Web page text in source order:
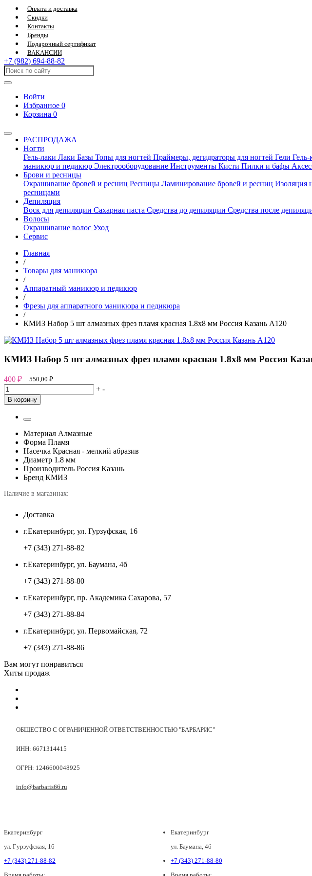
Оплата и доставка
Скидки
Контакты
Бренды
Подарочный сертификат
ВАКАНСИИ
+7 (982) 694-88-82
Войти
Избранное 0
Корзина 0
РАСПРОДАЖА
Ногти
Гель-лаки Лаки Базы Топы для ногтей Праймеры, дегидраторы для ногтей Гели
маникюр и педикюр Электрооборудование Инструменты Кисти Пилки и бафы
Брови и ресницы
Окрашивание бровей и ресниц Ресницы Ламинирование бровей и ресниц Изоляция
ресницами
Депиляция
Воск для депиляции Сахарная паста Средства до депиляции Средства после
Волосы
Окрашивание волос Уход
Сервис
Главная
/
Товары для маникюра
/
Аппаратный маникюр и педикюр
/
Фрезы для аппаратного маникюра и педикюра
/
КМИЗ Набор 5 шт алмазных фрез пламя красная 1.8х8 мм Россия Казань А120
КМИЗ Набор 5 шт алмазных фрез пламя красная 1.8х8 мм Россия
400 ₽ 550,00 ₽
+ -
В корзину
Материал Алмазные
Форма Пламя
Насечка Красная - мелкий абразив
Диаметр 1.8 мм
Производитель Россия Казань
Бренд КМИЗ
Наличие в магазинах:
Доставка
г.Екатеринбург, ул. Гурзуфская, 16
+7 (343) 271-88-82
г.Екатеринбург, ул. Баумана, 4б
+7 (343) 271-88-80
г.Екатеринбург, пр. Академика Сахарова, 57
+7 (343) 271-88-84
г.Екатеринбург, ул. Первомайская, 72
+7 (343) 271-88-86
Вам могут понравиться
Хиты продаж
ОБЩЕСТВО С ОГРАНИЧЕННОЙ ОТВЕТСТВЕННОСТЬЮ "БАРБАРИС"
ИНН: 6671314415
ОГРН: 1246600048925
info@barbaris66.ru
Екатеринбург
ул. Гурзуфская, 16
+7 (343) 271-88-82
Екатеринбург
ул. Баумана, 4б
+7 (343) 271-88-80